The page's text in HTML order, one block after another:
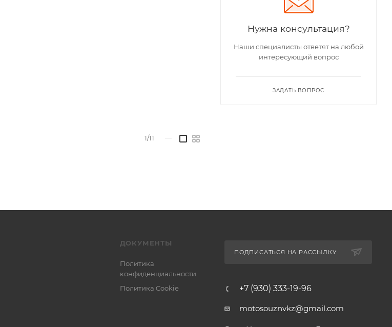
1/11
Нужна консультация?
Наши специалисты ответят на любой
интересующий вопрос
ЗАДАТЬ ВОПРОС
ДОКУМЕНТЫ
Политика
конфиденциальности
Политика Cookie
ПОДПИСАТЬСЯ НА РАССЫЛКУ
+7 (930) 333-19-96
motosouznvkz@gmail.com